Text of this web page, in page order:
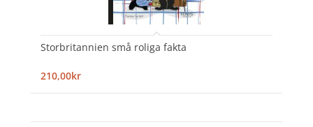
Storbritannien små roliga fakta
210,00kr